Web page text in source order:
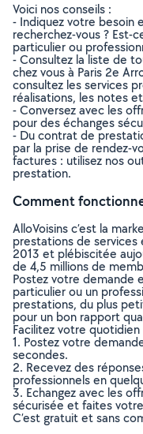
Voici nos conseils :
- Indiquez votre besoin
recherchez-vous ? Est-
particulier ou
- Consultez la liste de
chez vous à Paris 2e
consultez les services
réalisations, les notes
- Conversez avec les
pour des échanges
- Du contrat de
par la prise de rendez-
factures : utilisez nos
prestation.
Comment
AlloVoisins c’est la
prestations de
2013 et plébiscitée
de 4,5 millions de
Postez votre demande
particulier ou un
prestations, du plus
pour un bon rapport
Facilitez votre
1. Postez votre
secondes.
2. Recevez des
professionnels en
3. Echangez avec les
sécurisée et faites
C’est gratuit et sans